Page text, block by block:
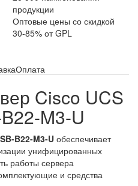
продукции
Оптовые цены со скидкой
30-85% от GPL
Оплата
Cisco UCS
M3-U
B22-M3-U обеспечивает
унифицированных
работы сервера
и средства